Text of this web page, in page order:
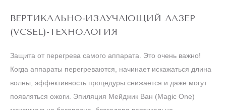
ВЕРТИКАЛЬНО-ИЗЛУЧАЮЩИЙ ЛАЗЕР
(VCSEL)-ТЕХНОЛОГИЯ
Защита от перегрева самого аппарата. Это очень важно!
Когда аппараты перегреваются, начинает искажаться длина
волны, эффективность процедуры снижается и даже могут
появляться ожоги. Эпиляция Мейджик Ван (Magic One)